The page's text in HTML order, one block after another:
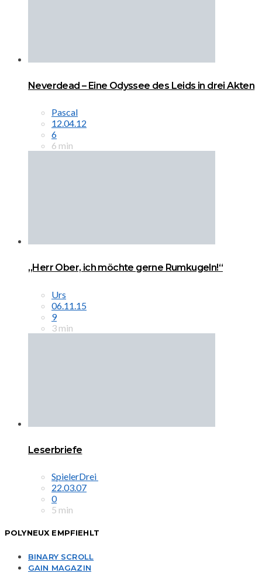
Neverdead – Eine Odyssee des Leids in drei Akten
Pascal
12.04.12
6
6 min
„Herr Ober, ich möchte gerne Rumkugeln!“
Urs
06.11.15
9
3 min
Leserbriefe
SpielerDrei
22.03.07
0
5 min
POLYNEUX EMPFIEHLT
BINARY SCROLL
GAIN MAGAZIN